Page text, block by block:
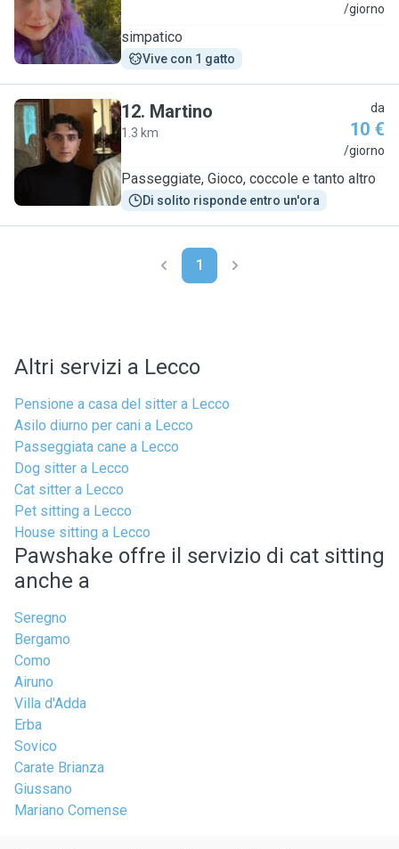
S /giorno
simpatico
Vive con 1 gatto
M
12. Martino
1.3 km
da
10 €
/giorno
Passeggiate, Gioco, coccole e tanto altro
Di solito risponde entro un'ora
1
Altri servizi a Lecco
Pensione a casa del sitter a Lecco
Asilo diurno per cani a Lecco
Passeggiata cane a Lecco
Dog sitter a Lecco
Cat sitter a Lecco
Pet sitting a Lecco
House sitting a Lecco
Pawshake offre il servizio di cat sitting
anche a
Seregno
Bergamo
Como
Airuno
Villa d'Adda
Erba
Sovico
Carate Brianza
Giussano
Mariano Comense